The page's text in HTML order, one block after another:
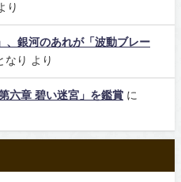
り
、銀河のあれが「波動ブレー
なり より
六章 碧い迷宮」を鑑賞 に